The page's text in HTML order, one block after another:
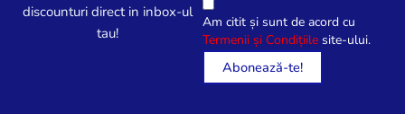
discounturi direct in inbox-ul
tau!
Am citit și sunt de acord cu
Termenii și Condițiile site-ului.